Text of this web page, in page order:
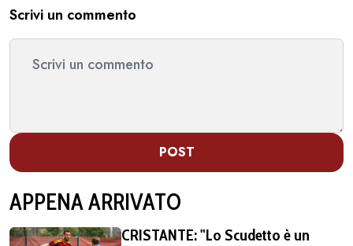
Scrivi un commento
POST
APPENA ARRIVATO
CRISTANTE: "Lo Scudetto è un